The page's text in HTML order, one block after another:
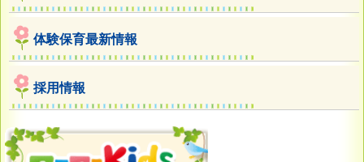
体験保育最新情報
採用情報